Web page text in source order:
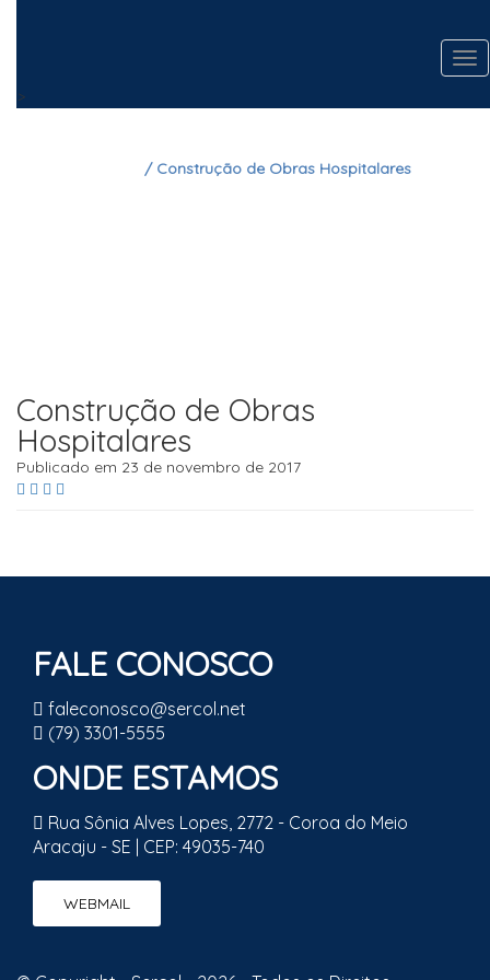
>
/ Construção de Obras Hospitalares
Construção de Obras
Hospitalares
Publicado em 23 de novembro de 2017
FALE CONOSCO
faleconosco@sercol.net
(79) 3301-5555
ONDE ESTAMOS
Rua Sônia Alves Lopes, 2772 - Coroa do Meio
Aracaju - SE | CEP: 49035-740
WEBMAIL